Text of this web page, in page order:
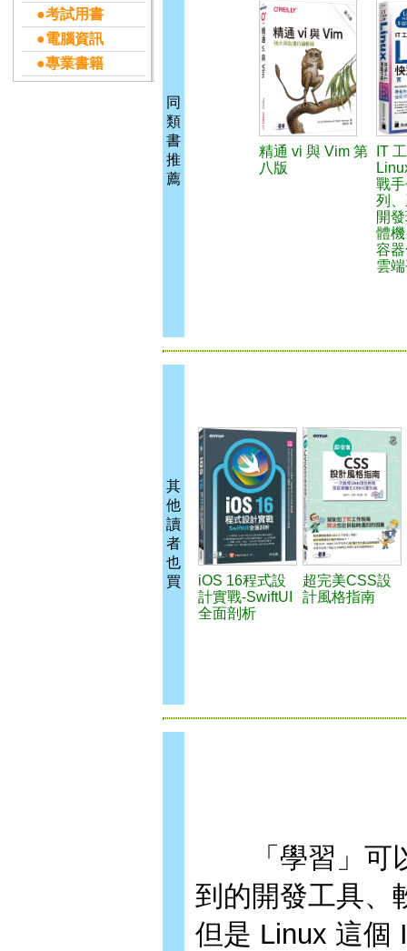
●考試用書
●電腦資訊
●專業書籍
同
類
書
推
薦
精通 vi 與 Vim 第
八版
IT
戰
列
開
體
容
雲
其
他
讀
者
也
買
iOS 16程式設
計實戰-SwiftUI
全面剖析
超完美CSS設
計風格指南
「學習」可以
到的開發工具、
但是 Linux 這個